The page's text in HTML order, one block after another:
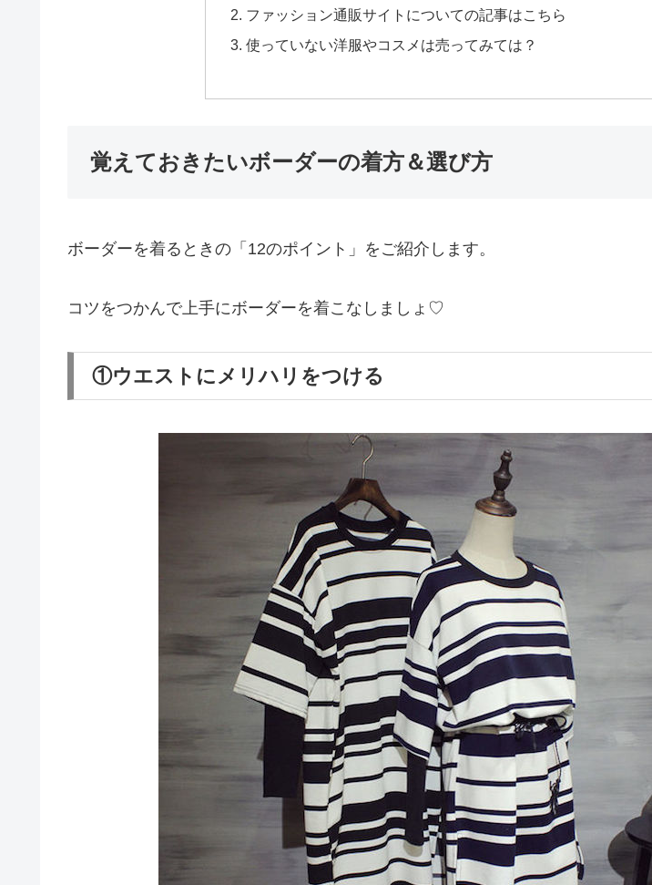
ファッション通販サイトについての記事はこちら
使っていない洋服やコスメは売ってみては？
覚えておきたいボーダーの着方＆選び方
ボーダーを着るときの「12のポイント」をご紹介します。
コツをつかんで上手にボーダーを着こなしましょ♡
①ウエストにメリハリをつける